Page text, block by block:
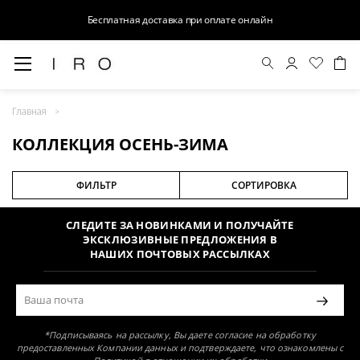
Бесплатная доставка при оплате онлайн
Главная
КОЛЛЕКЦИЯ ОСЕНЬ-ЗИМА
КОЛЛЕКЦИЯ ОСЕНЬ-ЗИМА
ФИЛЬТР СОРТИРОВКА
Раздел не найден
СЛЕДИТЕ ЗА НОВИНКАМИ И ПОЛУЧАЙТЕ
ЭКСКЛЮЗИВНЫЕ ПРЕДЛОЖЕНИЯ В
НАШИХ ПОЧТОВЫХ РАССЫЛКАХ
*Подписываясь на рассылку, Вы даете согласие на обработку
предоставленных Компании данных и подтверждаете, что ознакомлены с